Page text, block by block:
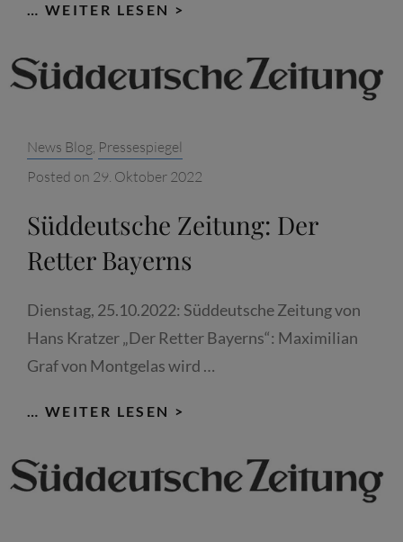
… WEITER LESEN >
ERNST
ALLEIN
BAYERN
RETTEN“
Categories:
News Blog, Pressespiegel
Posted on 29. Oktober 2022
Süddeutsche Zeitung: Der
Retter Bayerns
Dienstag, 25.10.2022: Süddeutsche Zeitung von
Hans Kratzer „Der Retter Bayerns“: Maximilian
Graf von Montgelas wird …
… WEITER LESEN >
RETTER